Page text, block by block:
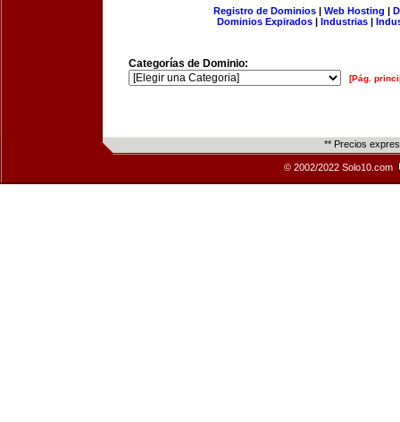
Registro de Dominios| Web Hosting |
Dominios Expirados | Industrias |
Categorías de Dominio:
[Pág.
** Precios
© 2002/2022 Solo10.com